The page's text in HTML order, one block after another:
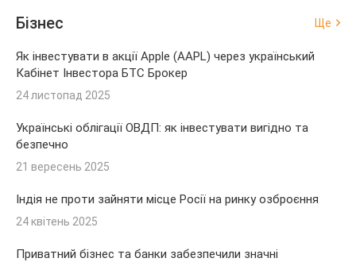
Бізнес Ще
Як інвестувати в акції Apple (AAPL) через український
Кабінет Інвестора БТС Брокер
24 листопад 2025
Українські облігації ОВДП: як інвестувати вигідно та
безпечно
21 вересень 2025
Індія не проти зайняти місце Росії на ринку озброєння
24 квітень 2025
Приватний бізнес та банки забезпечили значні